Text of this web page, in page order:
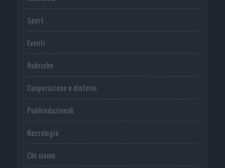
Sport
Eventi
Rubriche
Cooperazione e dintorni
Publiredazionali
Necrologie
Chi siamo